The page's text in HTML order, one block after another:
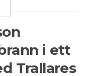
i ett
Trallares